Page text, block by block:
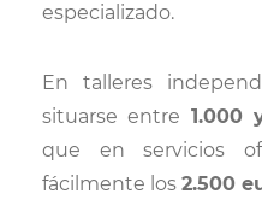
especializado.
En talleres
situarse entre 1.000
que en servicios
fácilmente los 2.500